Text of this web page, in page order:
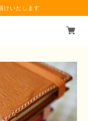
けいたします